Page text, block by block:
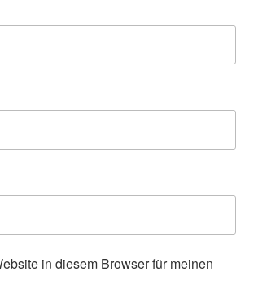
in diesem Browser für meinen